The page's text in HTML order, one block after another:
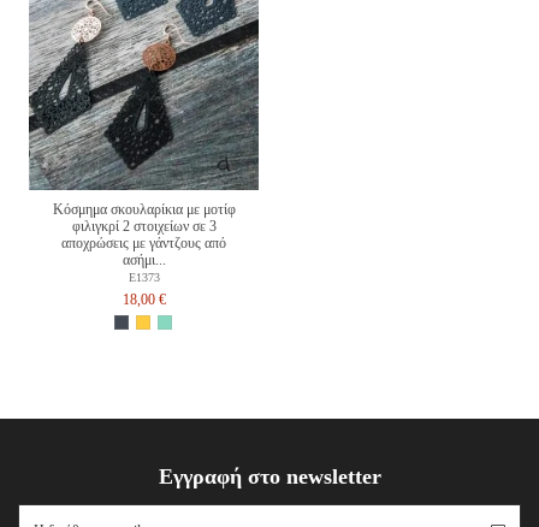
Κόσμημα σκουλαρίκια με μοτίφ
φιλιγκρί 2 στοιχείων σε 3
αποχρώσεις με γάντζους από
ασήμι...
E1373
18,00 €
Εγγραφή στο newsletter